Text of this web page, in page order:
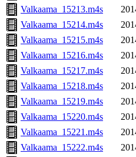
Valkaama_15213.m4s
Valkaama_15214.m4s
Valkaama_15215.m4s
Valkaama_15216.m4s
Valkaama_15217.m4s
Valkaama_15218.m4s
Valkaama_15219.m4s
Valkaama_15220.m4s
Valkaama_15221.m4s
Valkaama_15222.m4s